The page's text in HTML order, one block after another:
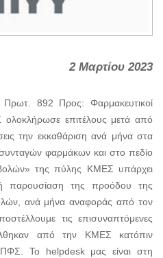
2 Μαρτίου 2023
892 Προς: Φαρμακευτικοί
επιτέλους μετά από
την εκκαθάριση ανά μήνα στα
φαρμάκων και στο πεδίο
της πύλης ΚΜΕΣ υπάρχει
παρουσίαση της προόδου της
ανά μήνα αναφοράς από τον
τις επισυναπτόμενες
από την ΚΜΕΣ κατόπιν
Το helpdesk μας είναι στη